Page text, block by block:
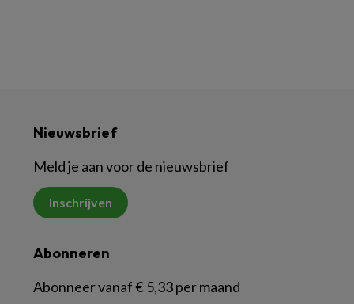
Nieuwsbrief
Meld je aan voor de nieuwsbrief
Inschrijven
Abonneren
Abonneer vanaf € 5,33 per maand